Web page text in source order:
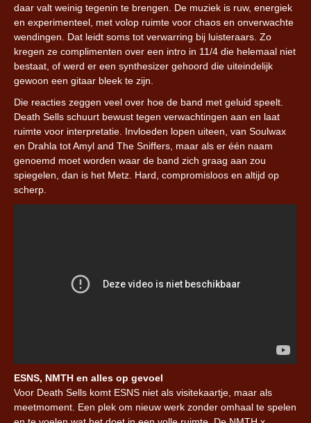
daar valt weinig tegenin te brengen. De muziek is ruw, energiek
en experimenteel, met volop ruimte voor chaos en onverwachte
wendingen. Dat leidt soms tot verwarring bij luisteraars. Zo
kregen ze complimenten over een intro in 11/4 die helemaal niet
bestaat, of werd er een synthesizer gehoord die uiteindelijk
gewoon een gitaar bleek te zijn.
Die reacties zeggen veel over hoe de band met geluid speelt.
Death Sells schuurt bewust tegen verwachtingen aan en laat
ruimte voor interpretatie. Invloeden lopen uiteen, van Soulwax
en Drahla tot Amyl and The Sniffers, maar als er één naam
genoemd moet worden waar de band zich graag aan zou
spiegelen, dan is het Metz. Hard, compromisloos en altijd op
scherp.
ESNS, NMTH en alles op gevoel
Voor Death Sells komt ESNS niet als visitekaartje, maar als
meetmoment. Een plek om nieuw werk zonder omhaal te spelen